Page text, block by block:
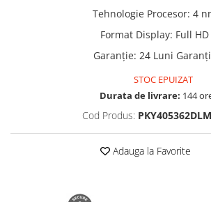
Perii de Păr Electrice
Trimmere si Fierastrae
Tehnologie Procesor: 4
Format Display: Full HD
Garanție: 24 Luni
STOC EPUIZAT
Durata de livrare: 144
Cod Produs:
Adauga la Favorite